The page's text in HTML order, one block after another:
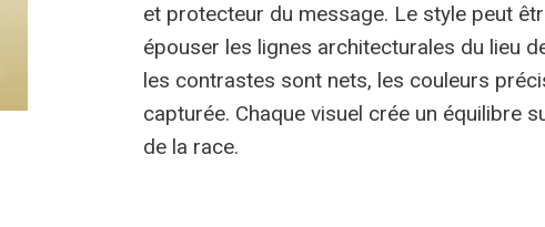
et protecteur du message. Le style peut
épouser les lignes architecturales du lieu
les contrastes sont nets, les couleurs
capturée. Chaque visuel crée un équilibre
de la race.